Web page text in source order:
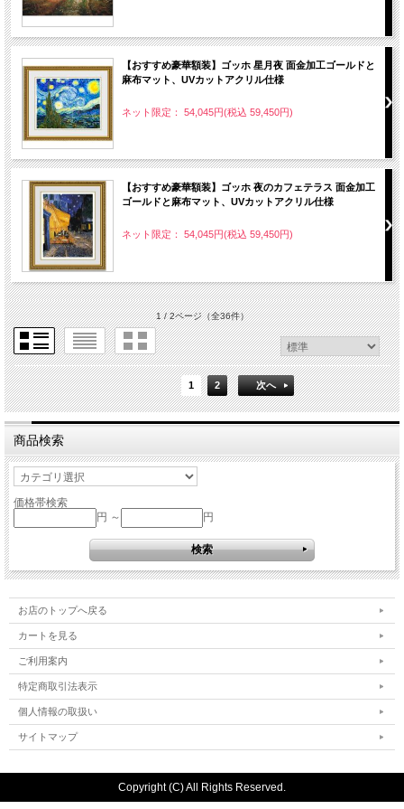
【おすすめ豪華額装】ゴッホ 星月夜 面金加工ゴールドと
麻布マット、UVカットアクリル仕様
ネット限定： 54,045円(税込 59,450円)
【おすすめ豪華額装】ゴッホ 夜のカフェテラス 面金加工
ゴールドと麻布マット、UVカットアクリル仕様
ネット限定： 54,045円(税込 59,450円)
1 / 2ページ（全36件）
1 2 次へ
商品検索
価格帯検索
円 ～
円
お店のトップへ戻る
カートを見る
ご利用案内
特定商取引法表示
個人情報の取扱い
サイトマップ
Copyright (C) All Rights Reserved.